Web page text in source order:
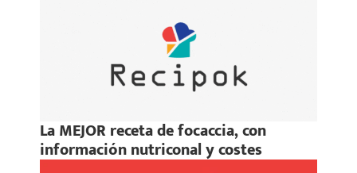
La MEJOR receta de focaccia, con
información nutriconal y costes